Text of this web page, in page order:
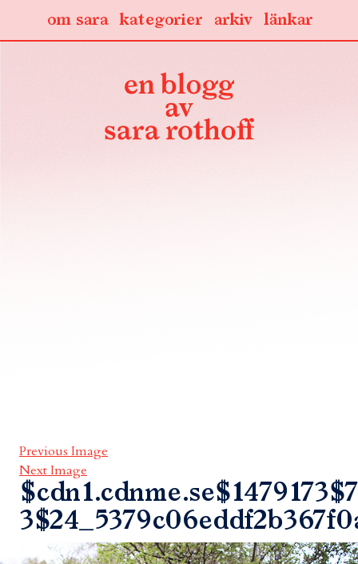
länkar
arkiv
kategorier
om sara
Previous Image
Next Image